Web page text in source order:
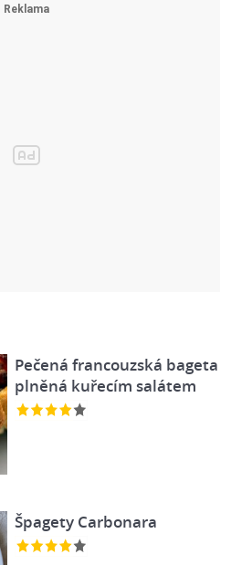
Pečená francouzská bageta
plněná kuřecím salátem
Špagety Carbonara